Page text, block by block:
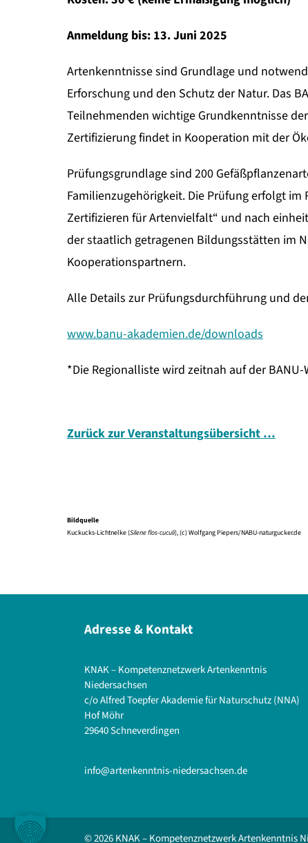
Anmeldung bis: 13. Juni 2025
Artenkenntnisse sind Grundlage und
Erforschung und den Schutz der Natur. Das
Teilnehmenden wichtige Grundkenntnisse
Zertifizierung findet in Kooperation mit der
Prüfungsgrundlage sind 200
Familienzugehörigkeit. Die Prüfung erfolgt im
Zertifizieren für Artenvielfalt“ und nach
der staatlich getragenen Bildungsstätten im
Kooperationspartnern.
Alle Details zur Prüfungsdurchführung und
www.banu-akademien.de/downloads
*Die Regionalliste wird zeitnah auf der
Zurück zur Veranstaltungsübersicht …
Bildquelle
Kuckucks-Lichtnelke (Silene flos-cuculi), (c) Wolfgang Piepers/NABU-naturgucker.de
Adresse & Kontakt
KNAK – Kompetenznetzwerk Artenkenntnis
Niedersachsen
c/o Alfred Toepfer Akademie für Naturschutz (NNA)
Hof Möhr
29640 Schneverdingen
info@artenkenntnis-niedersachsen.de
© 2026 KNAK – Kompetenznetzwerk Artenkenntnis